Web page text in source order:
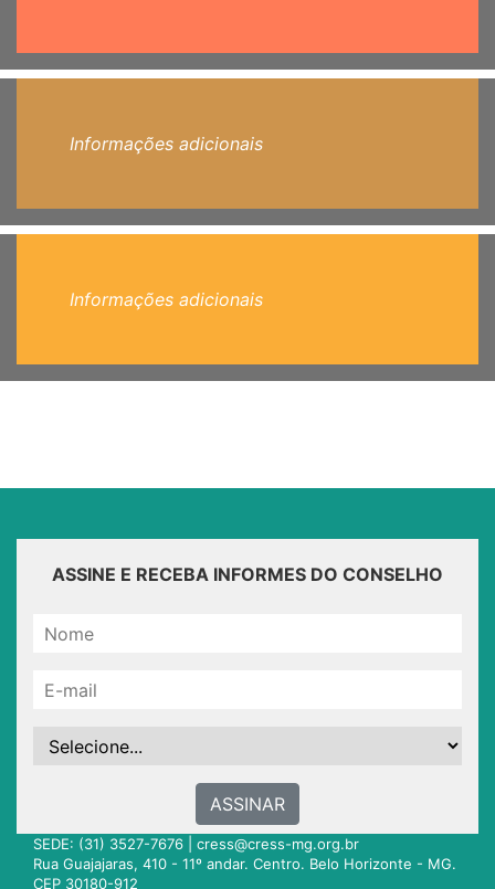
Informações adicionais
Informações adicionais
ASSINE E RECEBA INFORMES DO CONSELHO
ASSINAR
SEDE: (31) 3527-7676 | cress@cress-mg.org.br
Rua Guajajaras, 410 - 11º andar. Centro. Belo Horizonte - MG.
CEP 30180-912